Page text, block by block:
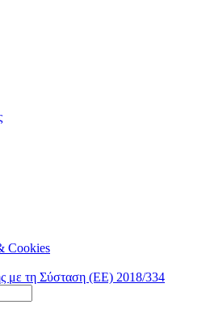
Cookies
με τη Σύσταση (ΕΕ) 2018/334